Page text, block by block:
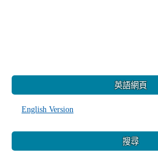
英語網頁
English Version
搜尋